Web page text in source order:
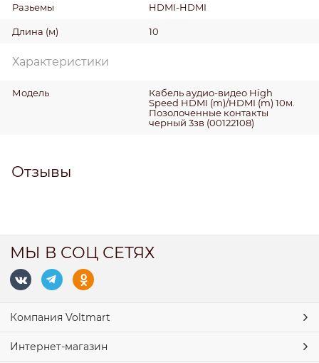
Разьемы HDMI-HDMI
Длина (м) 10
Характеристики
Модель
Кабель аудио-видео High
Speed HDMI (m)/HDMI (m) 10м.
Позолоченные контакты
черный 3зв (00122108)
Отзывы
МЫ В СОЦ СЕТЯХ
Компания Voltmart
Интернет-магазин